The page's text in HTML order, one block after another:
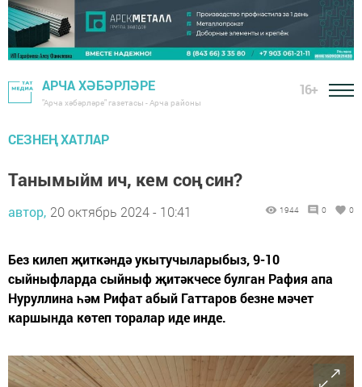
АРЧА ХӘБӘРЛӘРЕ
"Арча хәбәрләре" газетасы - Арча районы
16+
СЕЗНЕҢ ХАТЛАР
Танымыйм ич, кем соң син?
автор, 20 октябрь 2024 - 10:41 1944 0 0
Без килеп җиткәндә укытучыларыбыз, 9-10
сыйныфларда сыйныф җитәкчесе булган Рафия апа
Нуруллина һәм Рифат абый Гаттаров безне мәчет
каршында көтеп торалар иде инде.